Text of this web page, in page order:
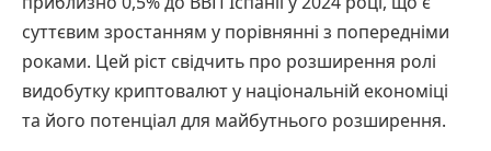
суттєвим зростанням у порівнянні з попередніми
роками. Цей ріст свідчить про розширення ролі
видобутку криптовалют у національній економіці
та його потенціал для майбутнього розширення.